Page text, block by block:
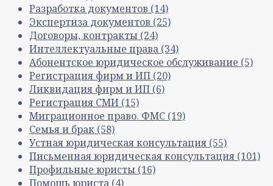
Разработка документов (14)
Экспертиза документов (25)
Договоры, контракты (24)
Интеллектуальные права (34)
Абонентское юридическое обслуживание (5)
Регистрация фирм и ИП (20)
Ликвидация фирм и ИП (6)
Регистрация СМИ (15)
Миграционное право. ФМС (19)
Семья и брак (58)
Устная юридическая консультация (55)
Письменная юридическая консультация (101)
Профильные юристы (16)
Помощь юриста (4)